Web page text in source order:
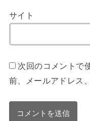
サイト
次回のコメントで
前、メールアドレス